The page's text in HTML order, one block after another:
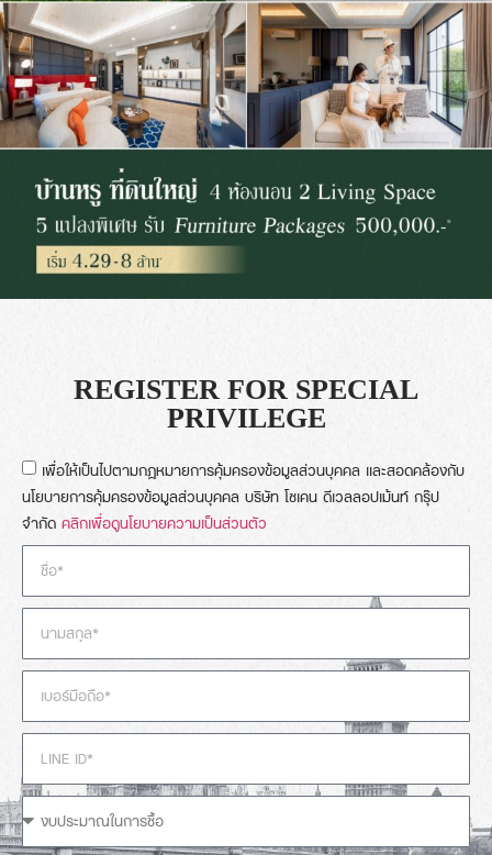
REGISTER FOR SPECIAL
PRIVILEGE
เพื่อให้เป็นไปตามกฎหมายการคุ้มครองข้อมูลส่วนบุคคล และสอดคล้องกับ
นโยบายการคุ้มครองข้อมูลส่วนบุคคล บริษัท โซเคน ดีเวลลอปเม้นท์ กรุ๊ป
จำกัด คลิกเพื่อดูนโยบายความเป็นส่วนตัว